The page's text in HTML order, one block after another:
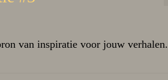
van inspiratie voor jouw verhalen.